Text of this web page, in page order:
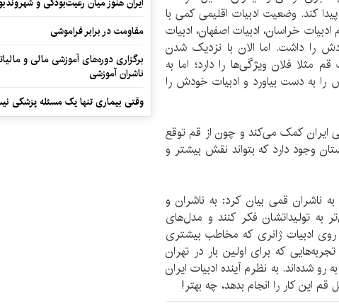
کند. وضعیت ادبیات اقلیمی کمی با
پیش می‌گفتیم ادبیات خراسان، ادبیات اصفهان، ادبیات
را داشت. اما الان با نزدیک شدن
مثلا فلان ویژگی‌ها را دارد؛ اما به
به دست بیاورد و ادبیات خودش را
ایران کمک می‌کند و چون از قم توقع
وجود دارد که بتواند نقش بیشتر و
ناشران قمی بیان کرد: به ناشران و
به تولیداتشان فکر کنند و مدل‌های
ادبیات ژانری که مخاطب بیشتری
که برای اولین بار در تهران
شده‌اند. به نظرم آینده ادبیات ایران
این کار را انجام بدهد، چه بهتر!
مقاومت در برابر فراموشی
برگزاری دوره‌های آموزشی مالی و
ناشران آموزشی
وقتی بیماری تنها یک مسئله پزشکی